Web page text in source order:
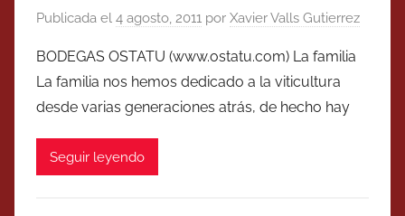
Publicada el 4 agosto, 2011 por Xavier Valls Gutierrez
BODEGAS OSTATU (www.ostatu.com) La familia
La familia nos hemos dedicado a la viticultura
desde varias generaciones atrás, de hecho hay
Seguir leyendo